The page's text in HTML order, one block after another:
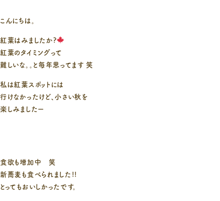
こんにちは。
紅葉はみましたか?
紅葉のタイミングって
難しいな。。と毎年思ってます 笑
私は紅葉スポットには
行けなかったけど、小さい秋を
楽しみましたー
食欲も増加中 笑
新蕎麦も食べられました!!
とってもおいしかったです。